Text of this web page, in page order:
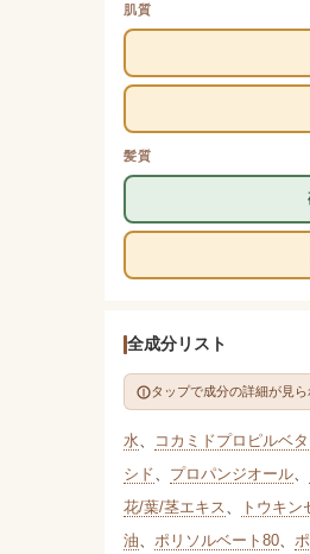
肌質
髪質
全成分リスト
タップで成分の詳細が見
水、 コカミドプロピルベ
シド、 プロパンジオール、
花/葉/茎エキス、 トウキン
油、 ポリソルベート80、